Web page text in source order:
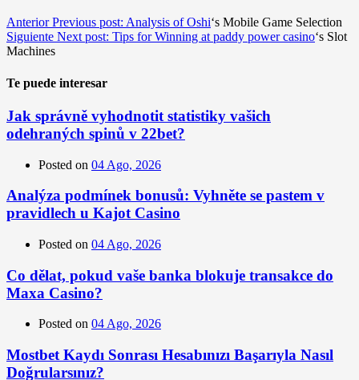
Anterior Previous post: Analysis ofOshi‘s Mobile Game Selection
Siguiente Next post: Tips for Winning at paddy power casino‘s Slot
Machines
Te puede interesar
Jak správně vyhodnotit statistiky vašich
odehraných spinů v 22bet?
Posted on 04 Ago, 2026
Analýza podmínek bonusů: Vyhněte se pastem v
pravidlech u Kajot Casino
Posted on 04 Ago, 2026
Co dělat, pokud vaše banka blokuje transakce do
Maxa Casino?
Posted on 04 Ago, 2026
Mostbet Kaydı Sonrası Hesabınızı Başarıyla Nasıl
Doğrularsınız?